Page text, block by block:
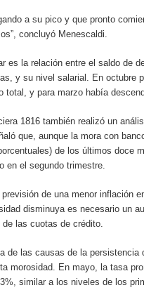
a su pico y que pronto
concluyó Menescaldi.
es la relación entre el saldo de
y su nivel salarial. En octubre
total, y para marzo había
1816 también realizó un
que, aunque la mora con
de los últimos doce
en el segundo trimestre.
de una menor inflación
disminuya es necesario un
las cuotas de crédito.
de las causas de la
morosidad. En mayo, la tasa
similar a los niveles de los